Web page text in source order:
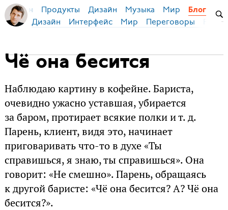
Бирман Продукты Дизайн Музыка Мир Блог
Дизайн Интерфейс Мир Переговоры
Чё она бесится
Наблюдаю картину в кофейне. Бариста,
очевидно ужасно уставшая, убирается
за баром, протирает всякие полки и т. д.
Парень, клиент, видя это, начинает
приговаривать что-то в духе «Ты
справишься, я знаю, ты справишься». Она
говорит: «Не смешно». Парень, обращаясь
к другой баристе: «Чё она бесится? А? Чё она
бесится?».